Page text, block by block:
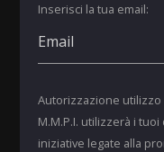
Inserisci la tua email:
Autorizzazione utilizzo
M.M.P.I. utilizzerà i
iniziative legate alla